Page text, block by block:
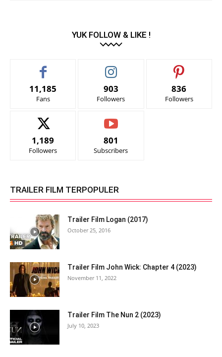
YUK FOLLOW & LIKE !
11,185
Fans
903
Followers
836
Followers
1,189
Followers
801
Subscribers
TRAILER FILM TERPOPULER
Trailer Film Logan (2017)
October 25, 2016
Trailer Film John Wick: Chapter 4 (2023)
November 11, 2022
Trailer Film The Nun 2 (2023)
July 10, 2023